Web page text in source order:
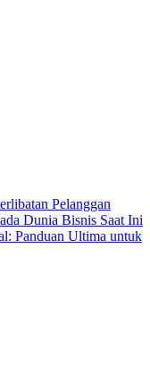
Pelanggan
Dunia Bisnis Saat Ini
Panduan Ultima untuk